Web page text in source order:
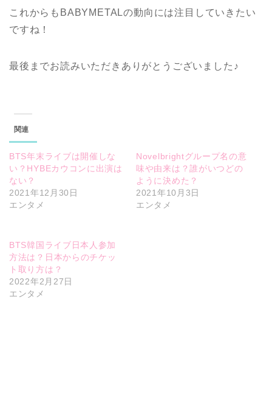
これからもBABYMETALの動向には注目していきたい
ですね！
最後までお読みいただきありがとうございました♪
関連
BTS年末ライブは開催しな
い？HYBEカウコンに出演は
ない？
2021年12月30日
エンタメ
Novelbrightグループ名の意
味や由来は？誰がいつどの
ように決めた？
2021年10月3日
エンタメ
BTS韓国ライブ日本人参加
方法は？日本からのチケッ
ト取り方は？
2022年2月27日
エンタメ